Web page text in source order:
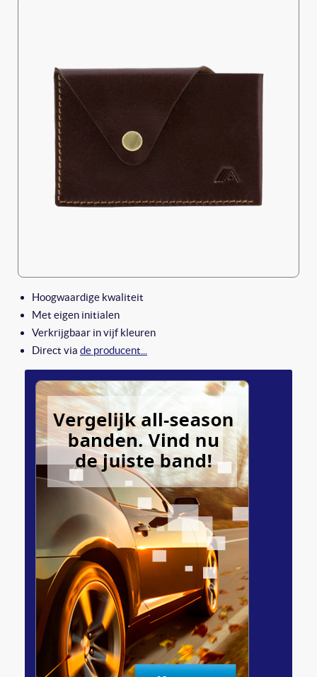
Hoogwaardige kwaliteit
Met eigen initialen
Verkrijgbaar in vijf kleuren
Direct via de producent...